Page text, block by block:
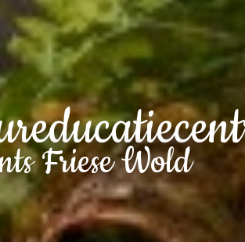
Friese Wold